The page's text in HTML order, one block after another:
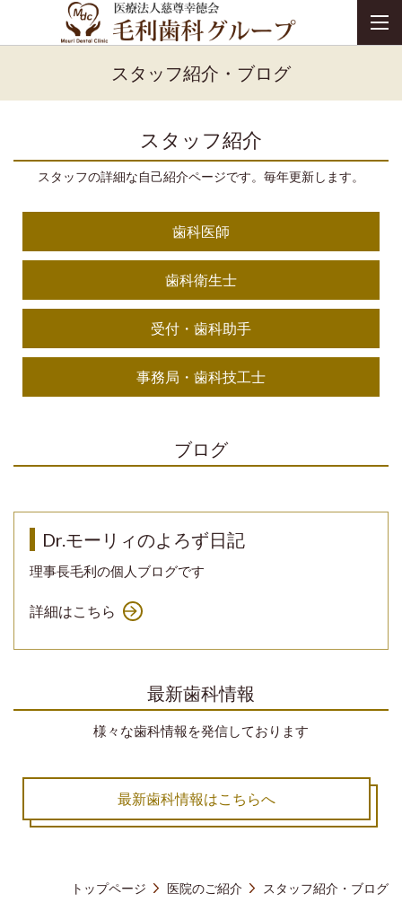
スタッフ紹介・ブログ
スタッフ紹介
スタッフの詳細な自己紹介ページです。毎年更新します。
歯科医師
歯科衛生士
受付・歯科助手
事務局・歯科技工士
ブログ
Dr.モーリィのよろず日記
理事長毛利の個人ブログです
詳細はこちら
最新歯科情報
様々な歯科情報を発信しております
最新歯科情報はこちらへ
トップページ 医院のご紹介 スタッフ紹介・ブログ